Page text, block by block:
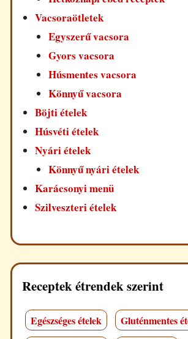
Vacsoraötletek
Egyszerű vacsora
Gyors vacsora
Húsmentes vacsora
Könnyű vacsora
Böjti ételek
Húsvéti ételek
Nyári ételek
Könnyű nyári ételek
Karácsonyi menü
Szilveszteri ételek
Receptek étrendek szerint
Egészséges ételek
Gluténmentes